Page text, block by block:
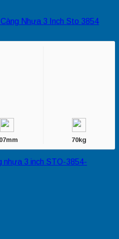
70kg
nhựa 3 inch STO-3854-